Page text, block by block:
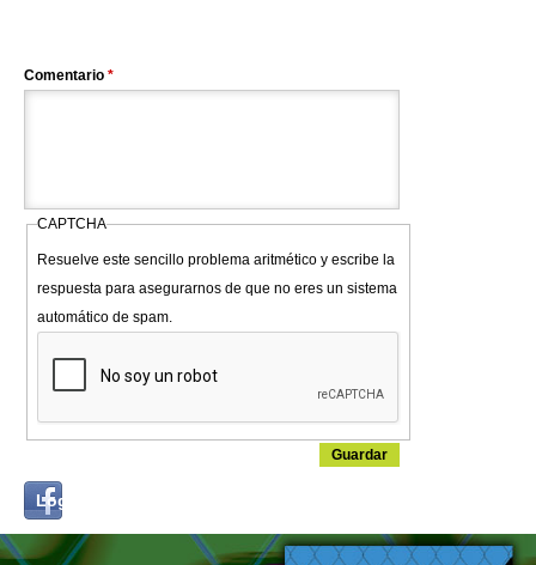
Comentario *
CAPTCHA
Resuelve este sencillo problema aritmético y escribe la
respuesta para asegurarnos de que no eres un sistema
automático de spam.
Log in with...